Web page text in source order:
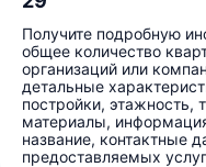
Получите подробную
общее количество
организаций или
детальные
постройки, этажность,
материалы,
название, контактные
предоставляемых услуг